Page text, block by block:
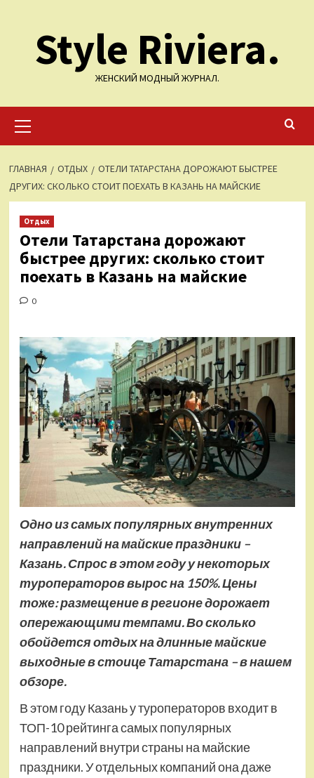
содержимомуStyle Riviera.
ЖЕНСКИЙ МОДНЫЙ ЖУРНАЛ.
меню
ГЛАВНАЯ ОТДЫХ
ОТЕЛИ ТАТАРСТАНА ДОРОЖАЮТ БЫСТРЕЕ
ДРУГИХ: СКОЛЬКО СТОИТ ПОЕХАТЬ В КАЗАНЬ НА МАЙСКИЕ
Отдых
Отели Татарстана дорожают
быстрее других: сколько стоит
поехать в Казань на майские
0
Одно из самых популярных внутренних
направлений на майские праздники –
Казань. Спрос в этом году у некоторых
туроператоров вырос на 150%. Цены
тоже: размещение в регионе дорожает
опережающими темпами. Во сколько
обойдется отдых на длинные майские
выходные в стоице Татарстана – в нашем
обзоре.
В этом году Казань у туроператоров входит в
ТОП-10 рейтинга самых популярных
направлений внутри страны на майские
праздники. У отдельных компаний она даже